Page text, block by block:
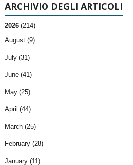
ARCHIVIO DEGLI ARTICOLI
2026 (214)
August (9)
July (31)
June (41)
May (25)
April (44)
March (25)
February (28)
January (11)